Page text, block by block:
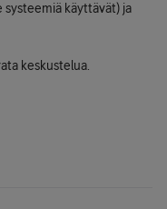
systeemiä käyttävät) ja
keskustelua.